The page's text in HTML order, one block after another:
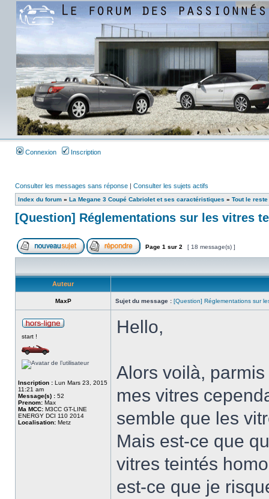
Connexion Inscription
Consulter les messages sans réponse | Consulter les sujets actifs
Index du forum » La Megane 3 Coupé Cabriolet et ses caractéristiques » Tout le reste
[Question] Réglementations sur les vitres
Page 1 sur 2 [ 18 message(s) ]
Auteur
MaxP Sujet du message : [Question] Réglementations sur
start !
Inscription : Lun Mars 23, 2015
11:21 am
Message(s) : 52
Prenom: Max
Ma MCC: M3CC GT-LINE
ENERGY DCI 110 2014
Localisation: Metz
Hello,
Alors voilà,
mes vitres
semble que les
Mais est-ce que
vitres teintés
est-ce que je